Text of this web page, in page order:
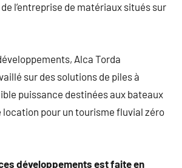
l’entreprise de matériaux situés sur
Alca Torda
sur des solutions de piles à
puissance destinées aux bateaux
location pour un tourisme fluvial zéro
développements est faite en